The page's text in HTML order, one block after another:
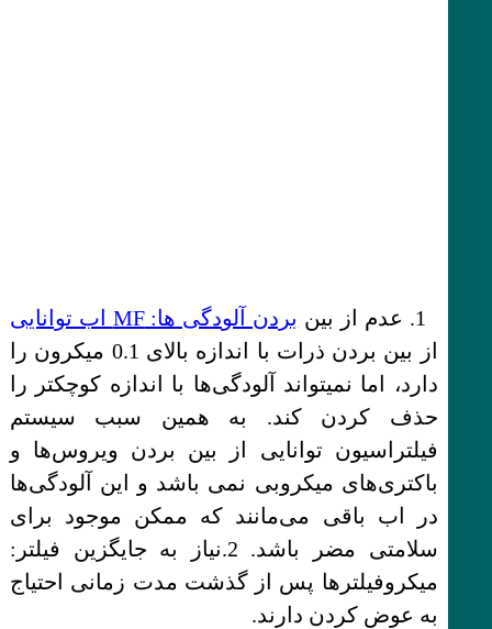
1. عدم از بین
بردن آلودگی ها: MF اب توانایی
از بین بردن ذرات با اندازه بالای 0.1 میکرون را
دارد، اما نمیتواند آلودگی‌ها با اندازه کوچکتر را
حذف کردن کند. به همین سبب سیستم
فیلتراسیون توانایی از بین بردن ویروس‌ها و
باکتری‌های میکروبی نمی باشد و این آلودگی‌ها
در اب باقی می‌مانند که ممکن موجود برای
سلامتی مضر باشد. 2.نیاز به جایگزین فیلتر:
میکروفیلترها پس از گذشت مدت زمانی احتیاج
به عوض کردن دارند.